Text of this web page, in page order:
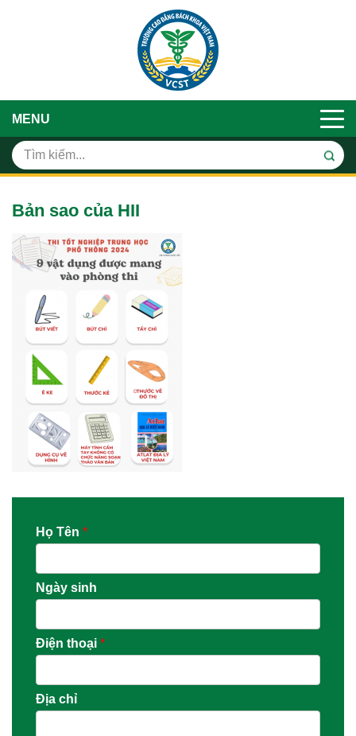
MENU
Bản sao của HII
Họ Tên *
Ngày sinh
Điện thoại *
Địa chỉ